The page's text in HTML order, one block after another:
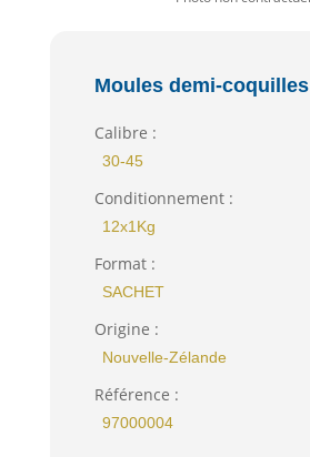
Moules demi-coquilles
Calibre :
30-45
Conditionnement :
12x1Kg
Format :
SACHET
Origine :
Nouvelle-Zélande
Référence :
97000004